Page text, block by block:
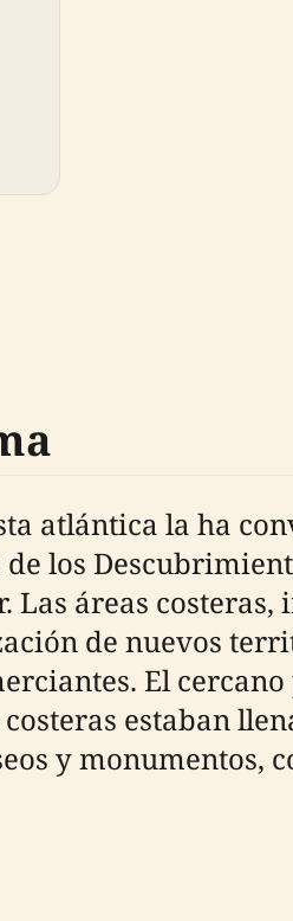
atlántica la ha
los
áreas
de nuevos
El cercano
estaban
y monumentos,